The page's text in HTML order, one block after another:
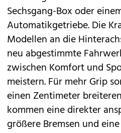
Sechsgang-Box oder
Automatikgetriebe. Die
Modellen an die
neu abgestimmte
zwischen Komfort und
meistern. Für mehr Grip
einen Zentimeter
kommen eine direkter
größere Bremsen und